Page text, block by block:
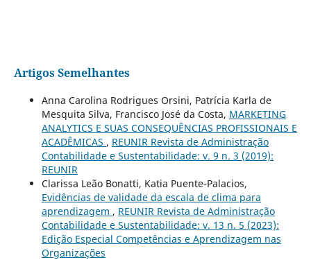
Artigos Semelhantes
Anna Carolina Rodrigues Orsini, Patrícia Karla de
Mesquita Silva, Francisco José da Costa, MARKETING
ANALYTICS E SUAS CONSEQUÊNCIAS PROFISSIONAIS E
ACADÊMICAS , REUNIR Revista de Administração
Contabilidade e Sustentabilidade: v. 9 n. 3 (2019):
REUNIR
Clarissa Leão Bonatti, Katia Puente-Palacios,
Evidências de validade da escala de clima para
aprendizagem , REUNIR Revista de Administração
Contabilidade e Sustentabilidade: v. 13 n. 5 (2023):
Edição Especial Competências e Aprendizagem nas
Organizações